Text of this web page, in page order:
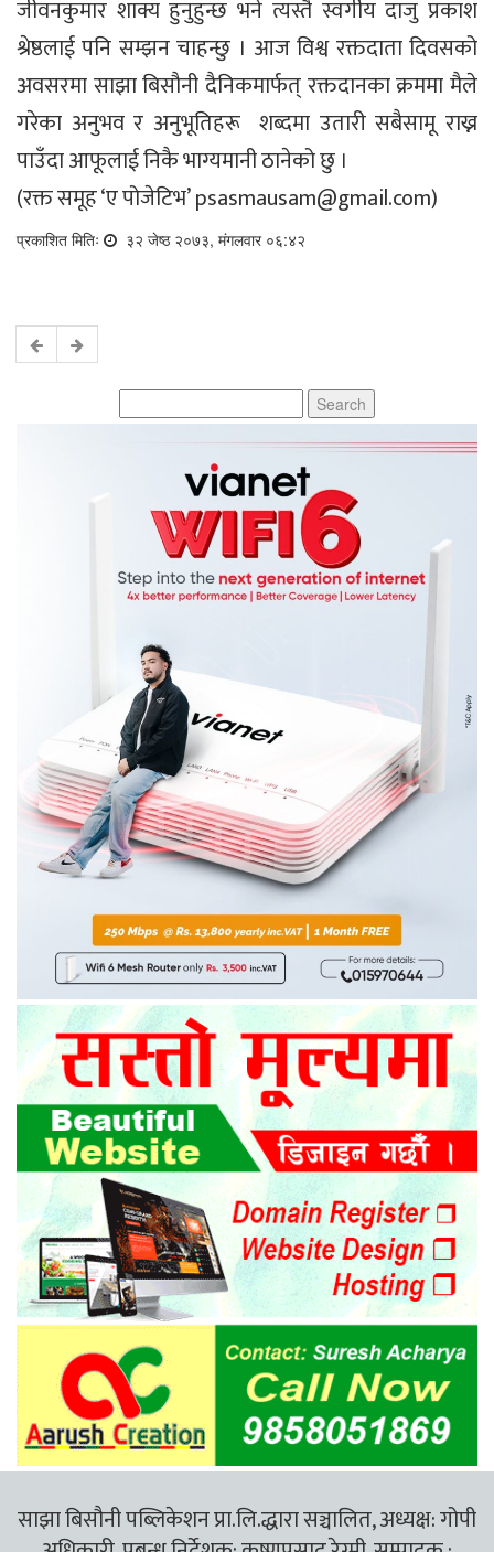
जीवनकुमार शाक्य हुनुहुन्छ भने त्यस्तै स्वर्गीय दाजु प्रकाश
श्रेष्ठलाई पनि सम्झन चाहन्छु । आज विश्व रक्तदाता दिवसको
अवसरमा साझा बिसौनी दैनिकमार्फत् रक्तदानका क्रममा मैले
गरेका अनुभव र अनुभूतिहरू शब्दमा उतारी सबैसामू राख्न
पाउँदा आफूलाई निकै भाग्यमानी ठानेको छु ।
(रक्त समूह ‘ए पोजेटिभ’psasmausam@gmail.com)
प्रकाशित मितिः ३२ जेष्ठ २०७३, मंगलवार ०६:४२
for:
साझा बिसौनी पब्लिकेशन प्रा.लि.द्धारा सञ्चालित, अध्यक्ष: गोपी